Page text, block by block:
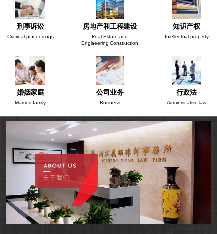
刑事诉讼
Criminal proceedings
房地产和工程建设
Real Estate and
Engineering Construction
知识产权
Intellectual property
婚姻家庭
Married family
公司业务
Business
行政法
Administrative law
义韬案例